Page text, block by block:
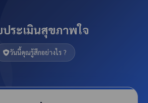
ระเมินสุขภาพใจ
วันนี้คุณรู้สึกอย่างไร ?